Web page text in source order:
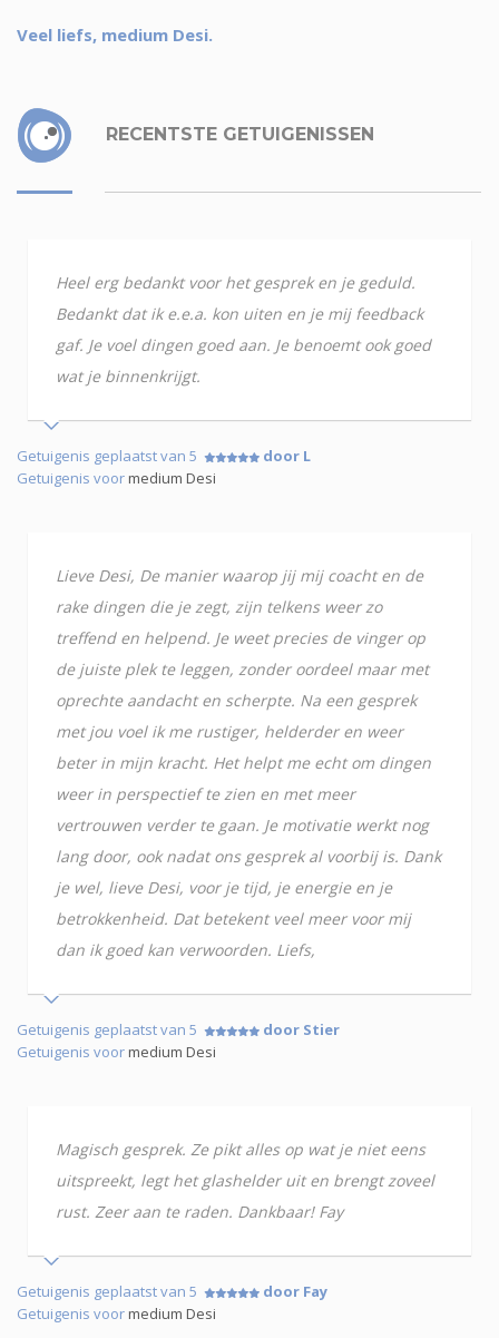
Veel liefs, medium Desi.
RECENTSTE GETUIGENISSEN
Heel erg bedankt voor het gesprek en je geduld.
Bedankt dat ik e.e.a. kon uiten en je mij feedback
gaf. Je voel dingen goed aan. Je benoemt ook goed
wat je binnenkrijgt.
Getuigenis geplaatst van 5
door L
Getuigenis voormedium Desi
Lieve Desi, De manier waarop jij mij coacht en de
rake dingen die je zegt, zijn telkens weer zo
treffend en helpend. Je weet precies de vinger op
de juiste plek te leggen, zonder oordeel maar met
oprechte aandacht en scherpte. Na een gesprek
met jou voel ik me rustiger, helderder en weer
beter in mijn kracht. Het helpt me echt om dingen
weer in perspectief te zien en met meer
vertrouwen verder te gaan. Je motivatie werkt nog
lang door, ook nadat ons gesprek al voorbij is. Dank
je wel, lieve Desi, voor je tijd, je energie en je
betrokkenheid. Dat betekent veel meer voor mij
dan ik goed kan verwoorden. Liefs,
Getuigenis geplaatst van 5
door Stier
Getuigenis voormedium Desi
Magisch gesprek. Ze pikt alles op wat je niet eens
uitspreekt, legt het glashelder uit en brengt zoveel
rust. Zeer aan te raden. Dankbaar! Fay
Getuigenis geplaatst van 5
door Fay
Getuigenis voormedium Desi